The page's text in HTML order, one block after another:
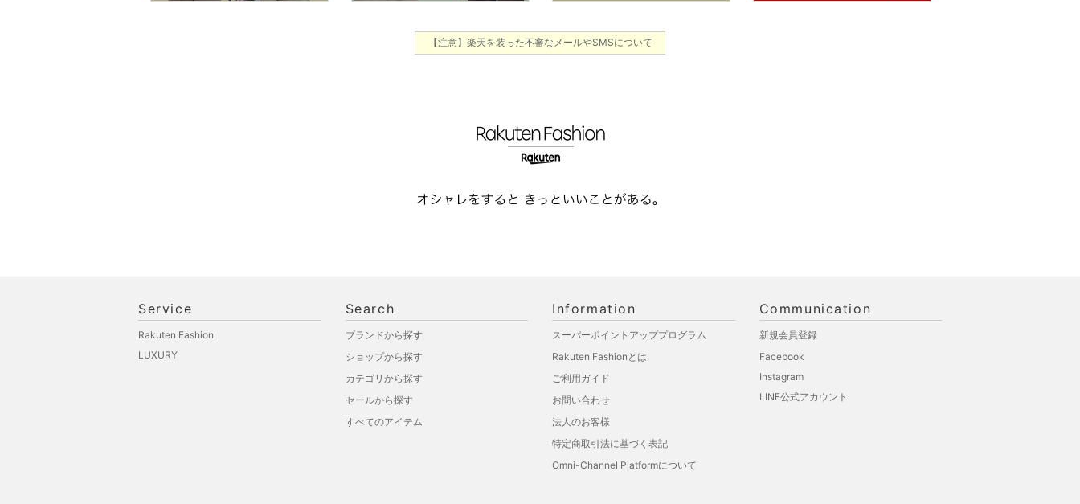
【注意】楽天を装った不審なメールやSMSについて
Service
Rakuten Fashion
LUXURY
Search
ブランドから探す
ショップから探す
カテゴリから探す
セールから探す
すべてのアイテム
Information
スーパーポイントアッププログラム
Rakuten Fashionとは
ご利用ガイド
お問い合わせ
法人のお客様
特定商取引法に基づく表記
Omni-Channel Platformについて
Communication
新規会員登録
Facebook
Instagram
LINE公式アカウント